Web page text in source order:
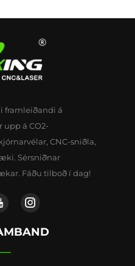
framleiðandi á
á CO2-
CNC-sniðla,
Sérsniðnar
Fáðu tilboð í dag!